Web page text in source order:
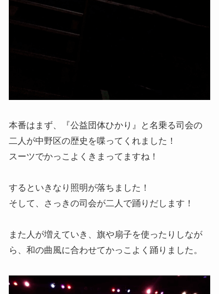
本番はまず、『公益団体ひかり』と名乗る司会の
二人が中野区の歴史を喋ってくれました！
スーツでかっこよくきまってますね！
するといきなり照明が落ちました！
そして、さっきの司会が二人で踊りだします！
また人が増えていき、旗や扇子を使ったりしなが
ら、和の曲風に合わせてかっこよく踊りました。